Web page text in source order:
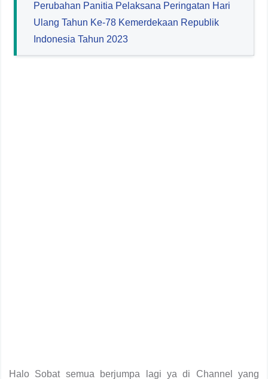
Perubahan Panitia Pelaksana Peringatan Hari
Ulang Tahun Ke-78 Kemerdekaan Republik
Indonesia Tahun 2023
Halo Sobat semua berjumpa lagi ya di Channel yang